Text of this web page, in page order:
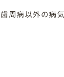
歯周病以外の病